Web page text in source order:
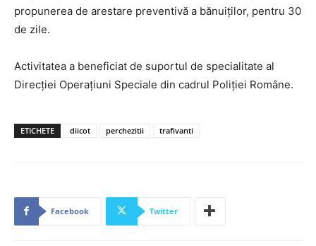
propunerea de arestare preventivă a bănuiților, pentru 30
de zile.
Activitatea a beneficiat de suportul de specialitate al
Direcției Operațiuni Speciale din cadrul Poliției Române.
ETICHETE diicot perchezitii trafivanti
Facebook Twitter